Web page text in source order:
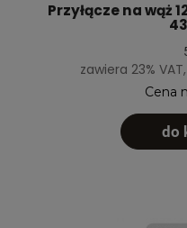
Przyłącze na wąż
zawiera 23%
Cena
do